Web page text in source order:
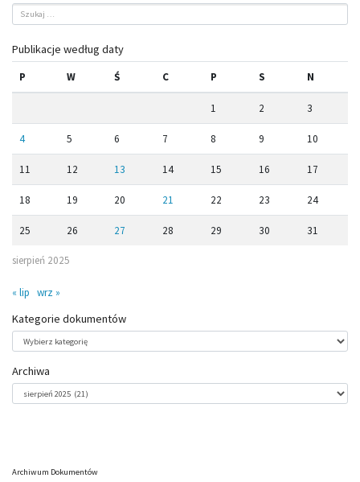
Publikacje według daty
sierpień 2025
P W Ś C P S N
1 2 3
4 5 6 7 8 9 10
11 12 13 14 15 16 17
18 19 20 21 22 23 24
25 26 27 28 29 30 31
« lip wrz »
Kategorie dokumentów
dokumentów
Archiwa
Archiwum Dokumentów